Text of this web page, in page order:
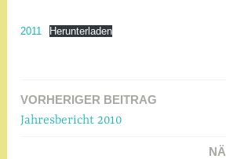
2011 Herunterladen
Beitragsnavigation
VORHERIGER BEITRAG
Jahresbericht 2010